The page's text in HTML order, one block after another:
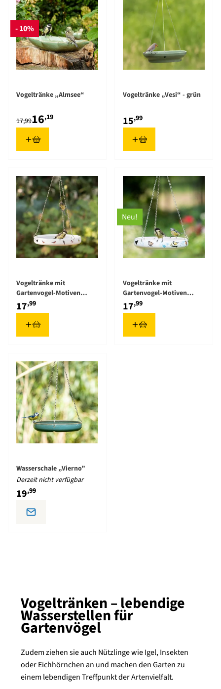
- 10%
Vogeltränke „Almsee“
16,19
17,99
Vogeltränke „Vesi“ - grün
15,99
Vogeltränke mit
Gartenvogel-Motiven
(Elwin van der Kolk)
17,99
Neu!
Vogeltränke mit
Gartenvogel-Motiven
(Myrte)
17,99
Wasserschale „Vierno”
Derzeit nicht verfügbar
19,99
Vogeltränken – lebendige
Wasserstellen für
Gartenvögel
Zudem ziehen sie auch Nützlinge wie Igel, Insekten
oder Eichhörnchen an und machen den Garten zu
einem lebendigen Treffpunkt der Artenvielfalt.